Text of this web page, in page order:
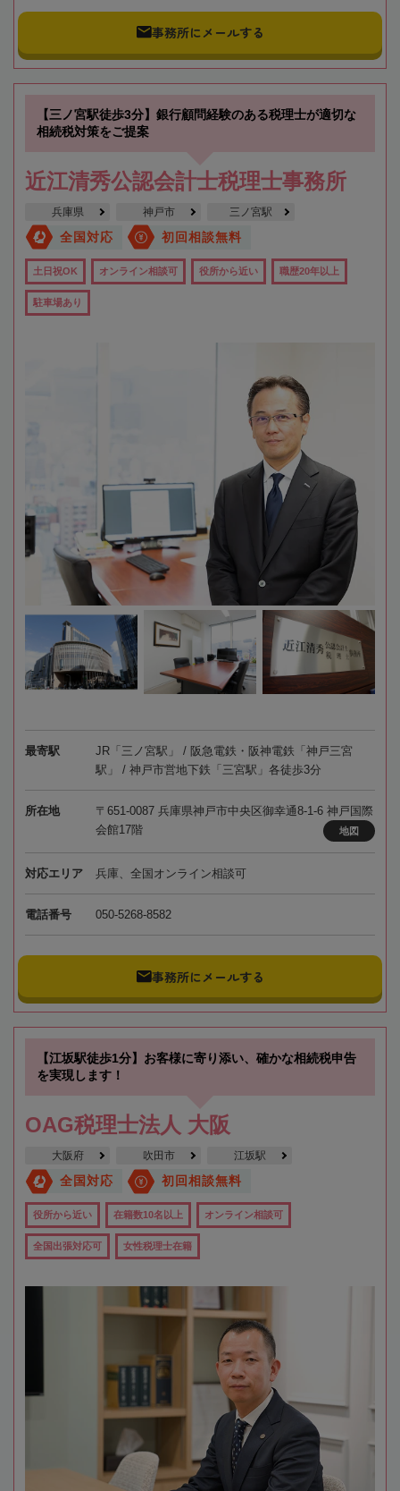
事務所にメールする
【三ノ宮駅徒歩3分】銀行顧問経験のある税理士が適切な
相続税対策をご提案
近江清秀公認会計士税理士事務所
兵庫県 神戸市 三ノ宮駅
全国対応 初回相談無料
土日祝OK オンライン相談可 役所から近い 職歴20年以上
駐車場あり
最寄駅
JR「三ノ宮駅」 / 阪急電鉄・阪神電鉄「神戸三宮
駅」 / 神戸市営地下鉄「三宮駅」各徒歩3分
所在地
〒651-0087 兵庫県神戸市中央区御幸通8-1-6 神戸国際
会館17階
地図
対応エリア 兵庫、全国オンライン相談可
電話番号 050-5268-8582
事務所にメールする
【江坂駅徒歩1分】お客様に寄り添い、確かな相続税申告
を実現します！
OAG税理士法人 大阪
大阪府 吹田市 江坂駅
全国対応 初回相談無料
役所から近い 在籍数10名以上 オンライン相談可
全国出張対応可 女性税理士在籍